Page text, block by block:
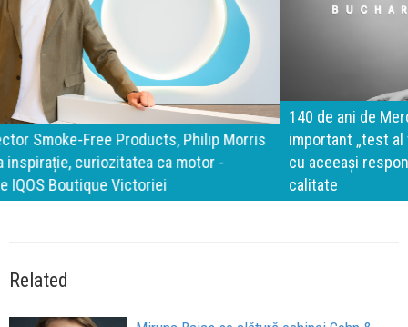
140 de ani de Mercedes-Benz. Ramona Pîrlog: Cel mai
important „test al timpului” este să inovăm constant, dar
cu aceeași responsabilitate față de oameni, siguranță și
calitate
Related